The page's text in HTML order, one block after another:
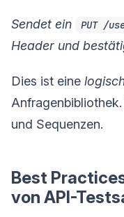
Sendet ein PUT /
Header und
Dies ist eine
und Sequenzen.
Best
von API-